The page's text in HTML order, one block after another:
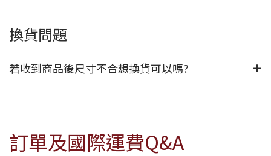
換貨問題
若收到商品後尺寸不合想換貨可以嗎?
訂單及國際運費Q&A